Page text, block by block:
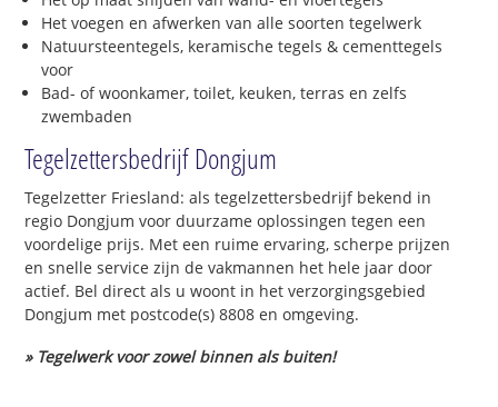
Het voegen en afwerken van alle soorten tegelwerk
Natuursteentegels, keramische tegels & cementtegels
voor
Bad- of woonkamer, toilet, keuken, terras en zelfs
zwembaden
Tegelzettersbedrijf Dongjum
Tegelzetter Friesland: als tegelzettersbedrijf bekend in
regio Dongjum voor duurzame oplossingen tegen een
voordelige prijs. Met een ruime ervaring, scherpe prijzen
en snelle service zijn de vakmannen het hele jaar door
actief. Bel direct als u woont in het verzorgingsgebied
Dongjum met postcode(s) 8808 en omgeving.
» Tegelwerk voor zowel binnen als buiten!